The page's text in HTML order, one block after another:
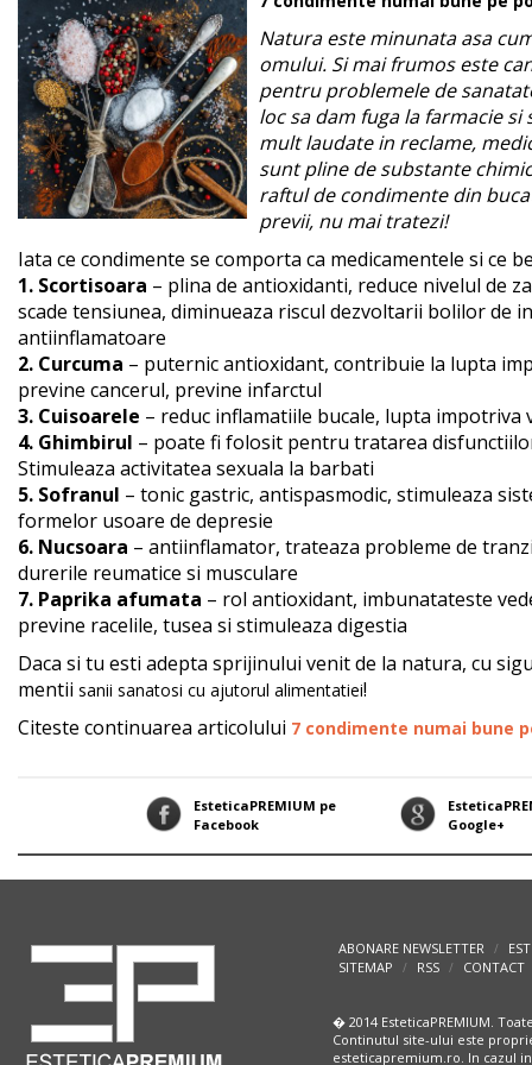
Natura este minunata asa
omului. Si mai frumos este
pentru problemele de
loc sa dam fuga la farmacie
mult laudate in reclame,
sunt pline de substante
raftul de condimente din
previi, nu mai tratezi!
Iata ce condimente se comporta ca medicamentele si ce
1. Scortisoara – plina de antioxidanti, reduce nivelul de
scade tensiunea, diminueaza riscul dezvoltarii bolilor de
antiinflamatoare
2. Curcuma – puternic antioxidant, contribuie la lupta
previne cancerul, previne infarctul
3. Cuisoarele – reduc inflamatiile bucale, lupta
4. Ghimbirul – poate fi folosit pentru tratarea
Stimuleaza activitatea sexuala la barbati
5. Sofranul – tonic gastric, antispasmodic, stimuleaza
formelor usoare de depresie
6. Nucsoara – antiinflamator, trateaza probleme de
durerile reumatice si musculare
7. Paprika afumata – rol antioxidant, imbunatateste
previne racelile, tusea si stimuleaza digestia
Daca si tu esti adepta sprijinului venit de la natura, cu
mentii sanii sanatosi cu ajutorul alimentatiei!
Citeste continuarea articolului 7 condimente numai bune
EsteticaPREMIUM pe
Facebook
Google+
ABONARE NEWSLETTER /
SITEMAP
/ RSS / CONTACT
� 2014 EsteticaPREMIUM.
Continutul site-ului este
esteticapremium.ro. In cazul